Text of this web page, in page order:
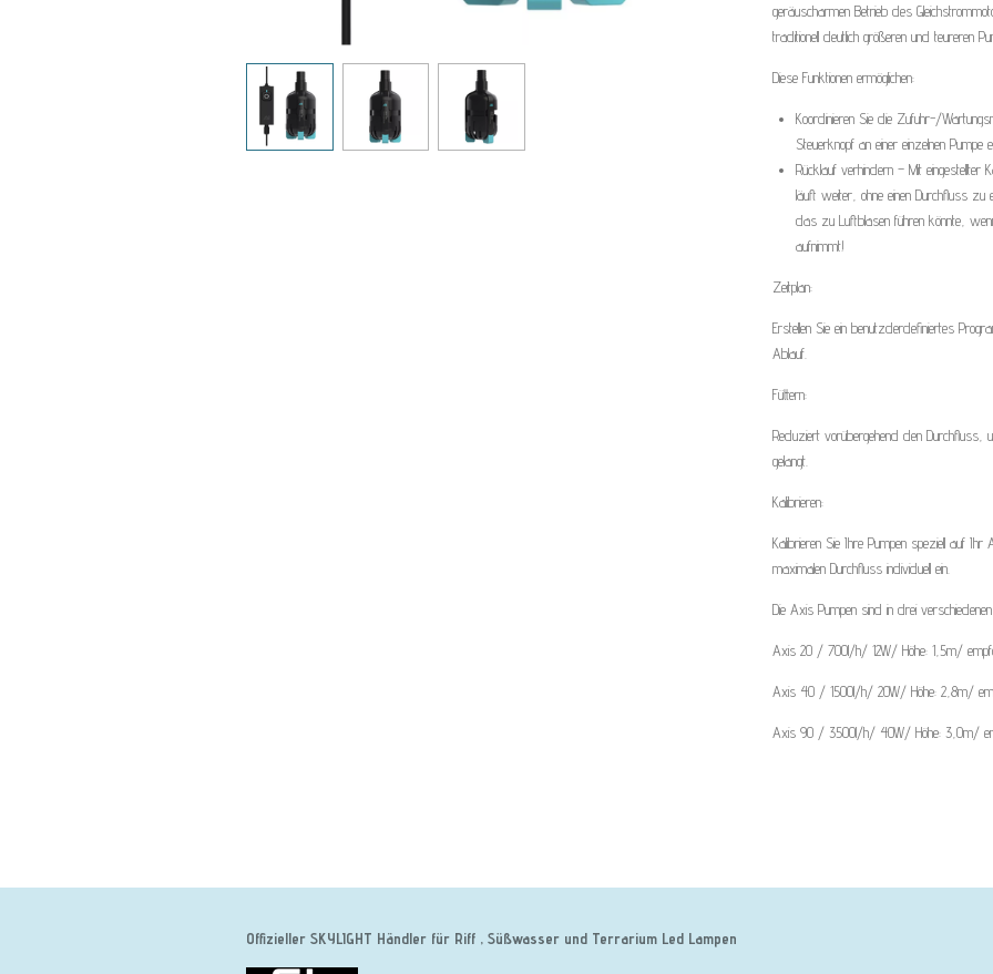
geräuscharmen Betrieb des
traditionell deutlich größeren und teureren
Diese Funktionen ermöglichen:
Koordinieren Sie die Zufuhr-/
Steuerknopf an einer einzelnen Pumpe
Rücklauf verhindern – Mit eingestellter
läuft weiter, ohne einen Durchfluss zu
das zu Luftblasen führen könnte,
aufnimmt!
Zeitplan:
Erstellen Sie ein benutzderdefiniertes
Ablauf.
Füttern:
Reduziert vorübergehend den
gelangt.
Kalibrieren:
Kalibrieren Sie Ihre Pumpen speziell auf Ihr
maximalen Durchfluss individuell ein.
Die Axis Pumpen sind in drei
Axis 20 / 700l/h/ 12W/ Höhe: 1,5m/
Axis 40 / 1500l/h/ 20W/ Höhe: 2,8m/
Axis 90 / 3500l/h/ 40W/ Höhe: 3,0m/
Offizieller SKYLIGHT Händler für Riff , Süßwasser und Terrarium Led Lampen